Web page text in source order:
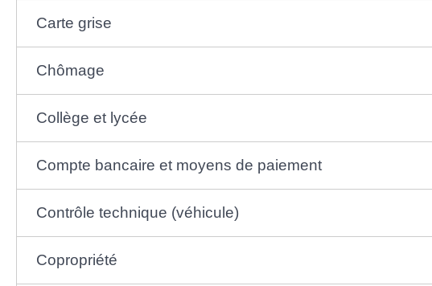
Carte grise
Chômage
Collège et lycée
Compte bancaire et moyens de paiement
Contrôle technique (véhicule)
Copropriété